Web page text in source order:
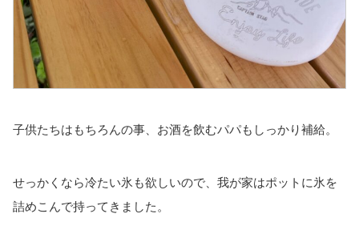
子供たちはもちろんの事、お酒を飲むパパもしっかり補給。
せっかくなら冷たい氷も欲しいので、我が家はポットに氷を
詰めこんで持ってきました。